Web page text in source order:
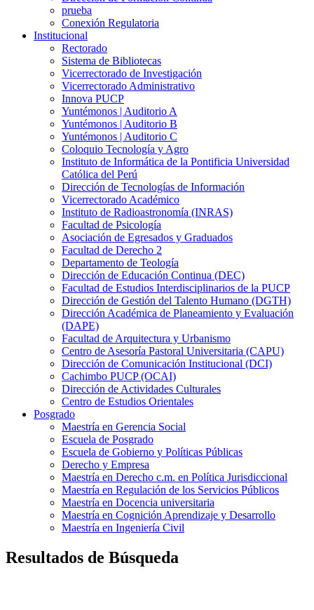
prueba
Conexión Regulatoria
Institucional
Rectorado
Sistema de Bibliotecas
Vicerrectorado de Investigación
Vicerrectorado Administrativo
Innova PUCP
Yuntémonos | Auditorio A
Yuntémonos | Auditorio B
Yuntémonos | Auditorio C
Coloquio Tecnología y Agro
Instituto de Informática de la Pontificia Universidad
Católica del Perú
Dirección de Tecnologías de Información
Vicerrectorado Académico
Instituto de Radioastronomía (INRAS)
Facultad de Psicología
Asociación de Egresados y Graduados
Facultad de Derecho 2
Departamento de Teología
Dirección de Educación Continua (DEC)
Facultad de Estudios Interdisciplinarios de la PUCP
Dirección de Gestión del Talento Humano (DGTH)
Dirección Académica de Planeamiento y Evaluación
(DAPE)
Facultad de Arquitectura y Urbanismo
Centro de Asesoría Pastoral Universitaria (CAPU)
Dirección de Comunicación Institucional (DCI)
Cachimbo PUCP (OCAI)
Dirección de Actividades Culturales
Centro de Estudios Orientales
Posgrado
Maestría en Gerencia Social
Escuela de Posgrado
Escuela de Gobierno y Políticas Públicas
Derecho y Empresa
Maestría en Derecho c.m. en Política Jurisdiccional
Maestría en Regulación de los Servicios Públicos
Maestría en Docencia universitaria
Maestría en Cognición Aprendizaje y Desarrollo
Maestría en Ingeniería Civil
Resultados de Búsqueda